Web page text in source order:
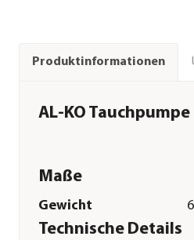
Produktinformationen
AL-KO Tauchpumpe
Maße
Gewicht
Technische Details